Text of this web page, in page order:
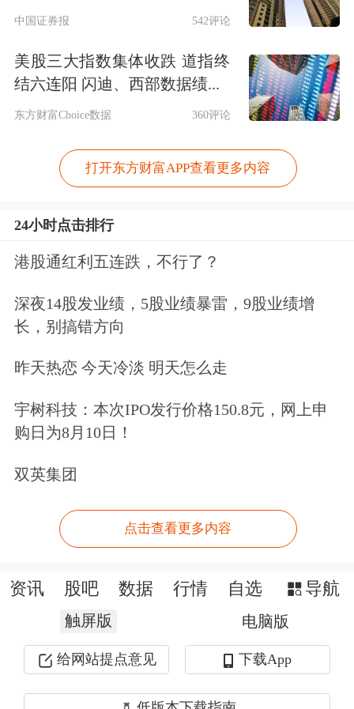
中国证券报 542评论
美股三大指数集体收跌 道指终
结六连阳 闪迪、西部数据绩...
东方财富Choice数据 360评论
打开东方财富APP查看更多内容
24小时点击排行
港股通红利五连跌，不行了？
深夜14股发业绩，5股业绩暴雷，9股业绩增
长，别搞错方向
昨天热恋 今天冷淡 明天怎么走
宇树科技：本次IPO发行价格150.8元，网上申
购日为8月10日！
双英集团
点击查看更多内容
资讯 股吧 数据 行情 自选 导航
触屏版 电脑版
给网站提点意见 下载App